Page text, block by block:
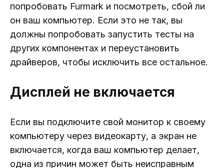
попробовать Furmark и посмотреть, сбой ли
он ваш компьютер. Если это не так, вы
должны попробовать запустить тесты на
других компонентах и ​​переустановить
драйверов, чтобы исключить все остальное.
Дисплей не включается
Если вы подключите свой монитор к своему
компьютеру через видеокарту, а экран не
включается, когда ваш компьютер делает,
одна из причин может быть неисправным